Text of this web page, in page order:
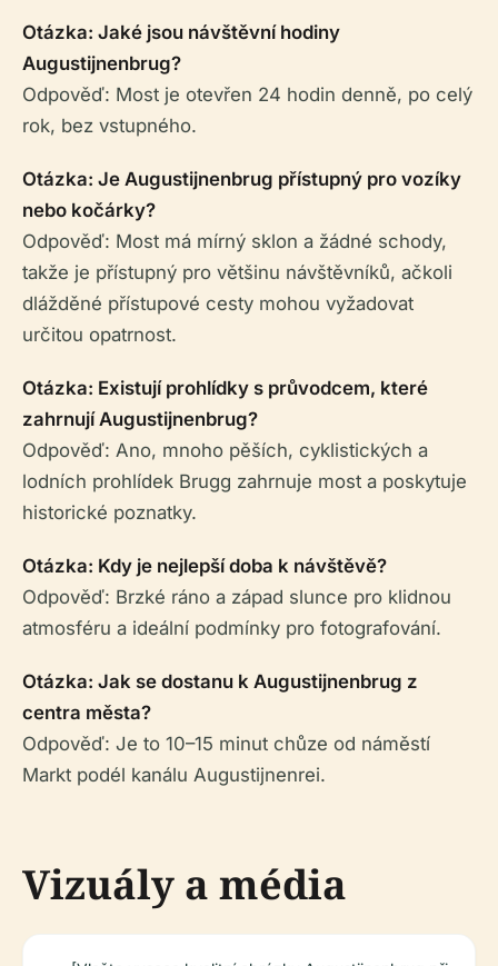
Otázka: Jaké jsou návštěvní hodiny
Augustijnenbrug?
Odpověď: Most je otevřen 24 hodin denně, po celý
rok, bez vstupného.
Otázka: Je Augustijnenbrug přístupný pro vozíky
nebo kočárky?
Odpověď: Most má mírný sklon a žádné schody,
takže je přístupný pro většinu návštěvníků, ačkoli
dlážděné přístupové cesty mohou vyžadovat
určitou opatrnost.
Otázka: Existují prohlídky s průvodcem, které
zahrnují Augustijnenbrug?
Odpověď: Ano, mnoho pěších, cyklistických a
lodních prohlídek Brugg zahrnuje most a poskytuje
historické poznatky.
Otázka: Kdy je nejlepší doba k návštěvě?
Odpověď: Brzké ráno a západ slunce pro klidnou
atmosféru a ideální podmínky pro fotografování.
Otázka: Jak se dostanu k Augustijnenbrug z
centra města?
Odpověď: Je to 10–15 minut chůze od náměstí
Markt podél kanálu Augustijnenrei.
Vizuály a média